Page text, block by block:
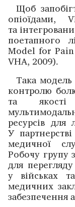
Щоб
опіоїдами,
та
поетапного
Model for
VHA, 2009).
Така модель
конт­ролю
та
ресурсів для
У
медичної
Робочу групу
для
у військах
медичних
забезпечення